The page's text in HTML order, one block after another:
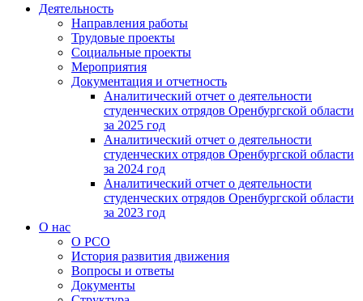
Деятельность
Направления работы
Трудовые проекты
Социальные проекты
Мероприятия
Документация и отчетность
Аналитический отчет о деятельности
студенческих отрядов Оренбургской области
за 2025 год
Аналитический отчет о деятельности
студенческих отрядов Оренбургской области
за 2024 год
Аналитический отчет о деятельности
студенческих отрядов Оренбургской области
за 2023 год
О нас
О РСО
История развития движения
Вопросы и ответы
Документы